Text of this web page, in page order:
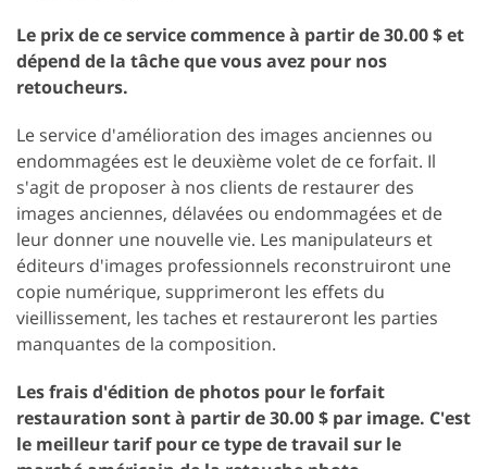
Le prix de ce service commence à partir de 30.00 $ et
dépend de la tâche que vous avez pour nos
retoucheurs.
Le service d'amélioration des images anciennes ou
endommagées est le deuxième volet de ce forfait. Il
s'agit de proposer à nos clients de restaurer des
images anciennes, délavées ou endommagées et de
leur donner une nouvelle vie. Les manipulateurs et
éditeurs d'images professionnels reconstruiront une
copie numérique, supprimeront les effets du
vieillissement, les taches et restaureront les parties
manquantes de la composition.
Les frais d'édition de photos pour le forfait
restauration sont à partir de 30.00 $ par image. C'est
le meilleur tarif pour ce type de travail sur le